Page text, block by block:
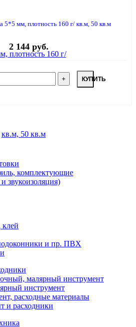
5*5 мм, плотность 160 г/ кв.м, 50 кв.м
2 144 руб.
КУПИТЬ
комплектующие
звукоизоляция)
клей
и пр. ПВХ
малярный инструмент
инструмент
расходные материалы
и расходники